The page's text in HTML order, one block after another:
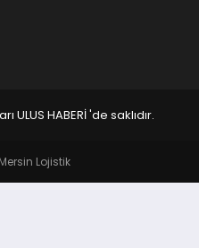
HABERİ 'de saklıdır.
Lojistik